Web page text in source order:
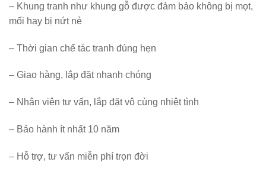
– Khung tranh như khung gỗ được đảm bảo không bị mọt,
mối hay bị nứt nẻ
– Thời gian chế tác tranh đúng hẹn
– Giao hàng, lắp đặt nhanh chóng
– Nhân viên tư vấn, lắp đặt vô cùng nhiệt tình
– Bảo hành ít nhất 10 năm
– Hỗ trợ, tư vấn miễn phí trọn đời